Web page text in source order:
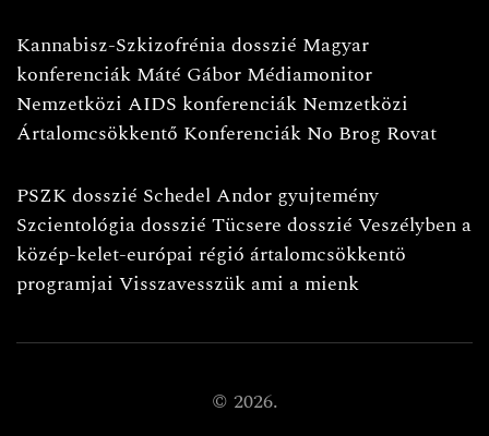
Kannabisz-Szkizofrénia dosszié Magyar
konferenciák Máté Gábor Médiamonitor
Nemzetközi AIDS konferenciák Nemzetközi
Ártalomcsökkentő Konferenciák No Brog Rovat
PSZK dosszié Schedel Andor gyujtemény
Szcientológia dosszié Tücsere dosszié Veszélyben a
közép-kelet-európai régió ártalomcsökkentö
programjai Visszavesszük ami a mienk
© 2026.